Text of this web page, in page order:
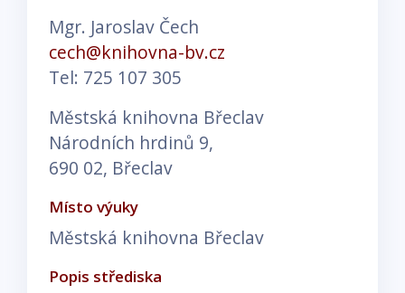
Mgr. Jaroslav Čech
cech@knihovna-bv.cz
Tel: 725 107 305
Městská knihovna Břeclav
Národních hrdinů 9,
690 02, Břeclav
Místo výuky
Městská knihovna Břeclav
Popis střediska